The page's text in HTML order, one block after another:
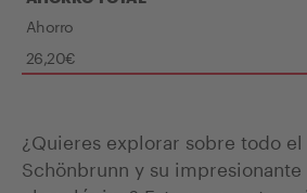
Ahorro
26,20€
¿Quieres explorar sobre todo
Schönbrunn y su